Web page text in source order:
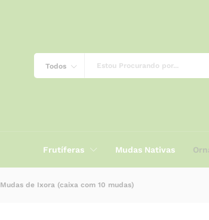
Todos
Frutíferas Mudas Nativas
Mudas de Ixora (caixa com 10 mudas)